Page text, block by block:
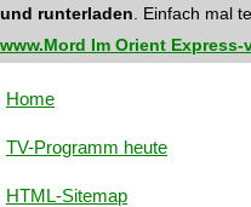
und runterladen . Einfach mal
www.Mord Im Orient
Home
TV-Programm heute
HTML-Sitemap